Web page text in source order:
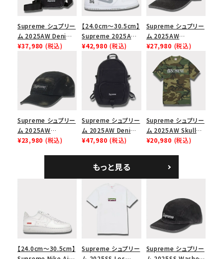
Supreme シュプリー
ム 2025AW Denim
Shoulder Bag デニ
¥37,980 (税込)
【24.0cm～30.5cm】
Supreme 2025AW
Nike SB Dunk Low
ナイキ SB ダンク ロ
ー スニーカー ホワイ
¥42,980 (税込)
Supreme シュプリー
ム 2025AW
Pigment Coated
2-Tone S Logo 6-
Panel Cap ピグメン
トコーテッド 2トーン
エスロゴ 6パネルキャ
ップ ブラック
¥27,980 (税込)
Supreme シュプリー
ム 2025AW
Overdyed Camp
¥23,980 (税込)
Supreme シュプリー
ム 2025AW Denim
Backpack デニム バ
¥47,980 (税込)
Supreme シュプリー
ム 2025AW Skull
Tee スカル Tシャ
¥20,980 (税込)
もっと見る
【24.0cm～30.5cm】
Supreme シュプリー
Supreme シュプリー